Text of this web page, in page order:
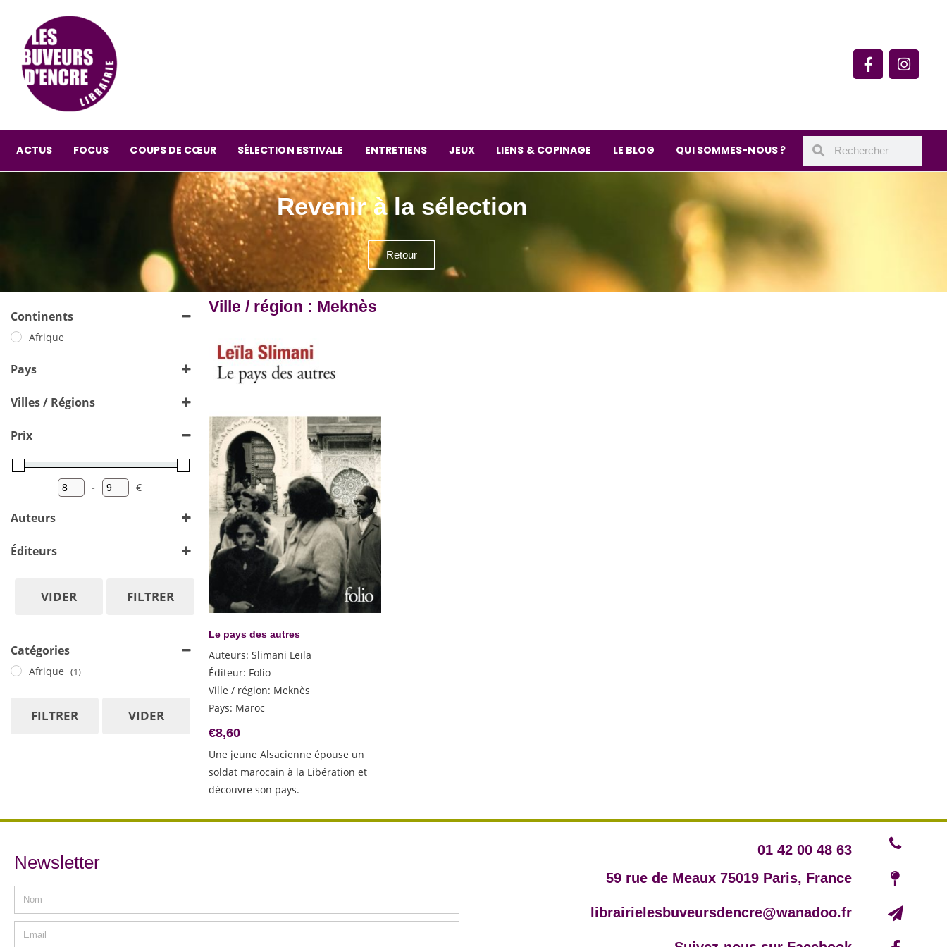
ACTUS FOCUS COUPS DE CŒUR SÉLECTION ESTIVALE ENTRETIENS JEUX LIENS & COPINAGE LE BLOG QUI SOMMES-NOUS ?
Revenir à la sélection
Retour
Continents
Afrique
Pays
Villes / Régions
Prix
Minimum Price
-
Maximum Price
€
Auteurs
Adenle Leye
Adiga Aravind
Auci Stefania
Barnes Julian
Bulle Estelle-Sarah
Cabré Jaume
Chi Zijian
Coatalem Jean-Luc
Cognetti Paolo
Éditeurs
Folio FILTRER
VIDER
Catégories
Afrique (1)
FILTRER VIDER
Ville / région : Meknès
Le pays des autres
Auteurs:Slimani Leïla
Éditeur: Folio
Ville / région: Meknès
Pays: Maroc
€8,60
Une jeune Alsacienne épouse un
soldat marocain à la Libération et
découvre son pays.
Newsletter
01 42 00 48 63
59 rue de Meaux 75019 Paris, France
librairielesbuveursdencre@wanadoo.fr